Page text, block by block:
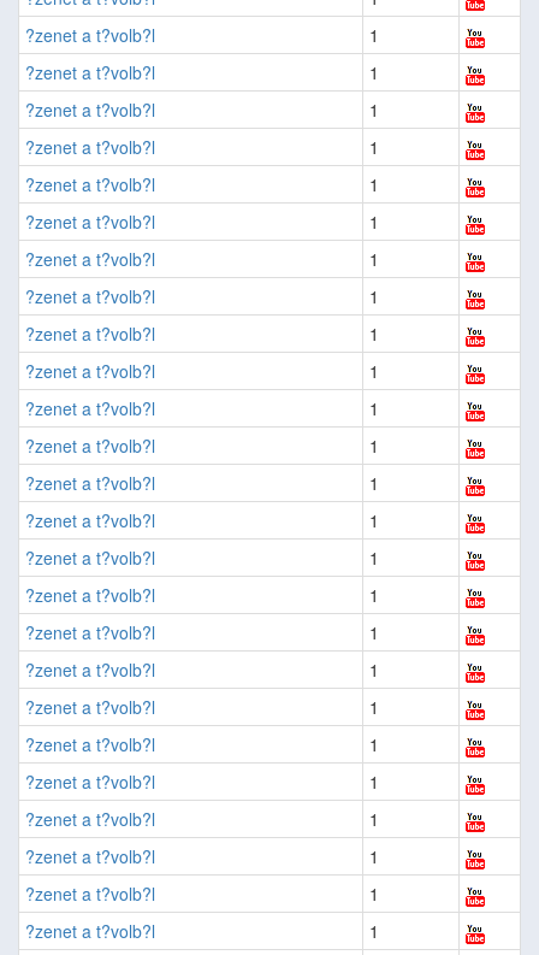
?zenet a t?volb?l
1
?zenet a t?volb?l
1
?zenet a t?volb?l
1
?zenet a t?volb?l
1
?zenet a t?volb?l
1
?zenet a t?volb?l
1
?zenet a t?volb?l
1
?zenet a t?volb?l
1
?zenet a t?volb?l
1
?zenet a t?volb?l
1
?zenet a t?volb?l
1
?zenet a t?volb?l
1
?zenet a t?volb?l
1
?zenet a t?volb?l
1
?zenet a t?volb?l
1
?zenet a t?volb?l
1
?zenet a t?volb?l
1
?zenet a t?volb?l
1
?zenet a t?volb?l
1
?zenet a t?volb?l
1
?zenet a t?volb?l
1
?zenet a t?volb?l
1
?zenet a t?volb?l
1
?zenet a t?volb?l
1
?zenet a t?volb?l
1